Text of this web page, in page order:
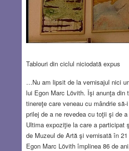
Tablouri din ciclul niciodată expus
…Nu am lipsit de la vernisajul nici
lui Egon Marc Lövith. Îşi anunţa din
tinereţe care veneau cu mândrie
prilej de a ne revedea cu toţii şi de
Ultima expoziţie la care a participat
de Muzeul de Artă şi vernisată în
Egon Marc Lövith împlinea 86 de